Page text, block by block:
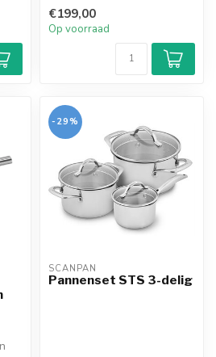
Vaatwasmachinebestendig
€199,00
Op voorraad
-29%
SCANPAN
Pannenset STS 3-delig